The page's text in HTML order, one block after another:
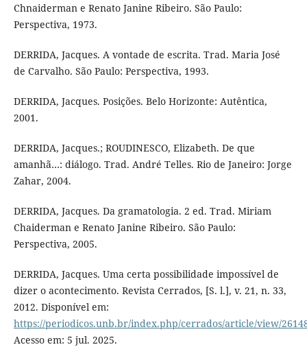
Chnaiderman e Renato Janine Ribeiro. São Paulo:
Perspectiva, 1973.
DERRIDA, Jacques. A vontade de escrita. Trad. Maria José
de Carvalho. São Paulo: Perspectiva, 1993.
DERRIDA, Jacques. Posições. Belo Horizonte: Autêntica,
2001.
DERRIDA, Jacques.; ROUDINESCO, Elizabeth. De que
amanhã…: diálogo. Trad. André Telles. Rio de Janeiro: Jorge
Zahar, 2004.
DERRIDA, Jacques. Da gramatologia. 2 ed. Trad. Miriam
Chaiderman e Renato Janine Ribeiro. São Paulo:
Perspectiva, 2005.
DERRIDA, Jacques. Uma certa possibilidade impossível de
dizer o acontecimento. Revista Cerrados, [S. l.], v. 21, n. 33,
2012. Disponível em:
https://periodicos.unb.br/index.php/cerrados/article/view/
Acesso em: 5 jul. 2025.